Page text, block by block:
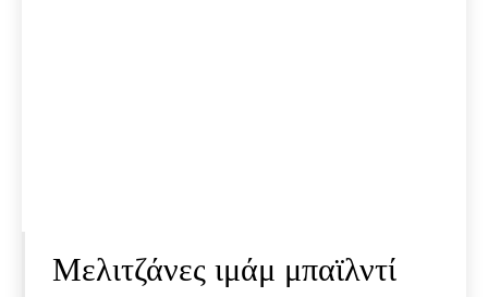
Μελιτζάνες ιμάμ μπαϊλντί